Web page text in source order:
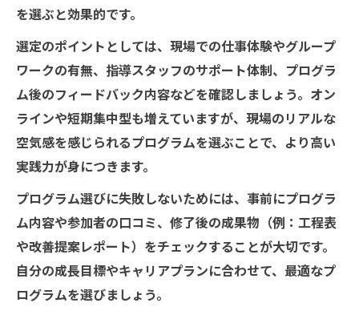
を選ぶと効果的です。
選定のポイントとしては、現場での仕事体験やグループ
ワークの有無、指導スタッフのサポート体制、プログラ
ム後のフィードバック内容などを確認しましょう。オン
ラインや短期集中型も増えていますが、現場のリアルな
空気感を感じられるプログラムを選ぶことで、より高い
実践力が身につきます。
プログラム選びに失敗しないためには、事前にプログラ
ム内容や参加者の口コミ、修了後の成果物（例：工程表
や改善提案レポート）をチェックすることが大切です。
自分の成長目標やキャリアプランに合わせて、最適なプ
ログラムを選びましょう。